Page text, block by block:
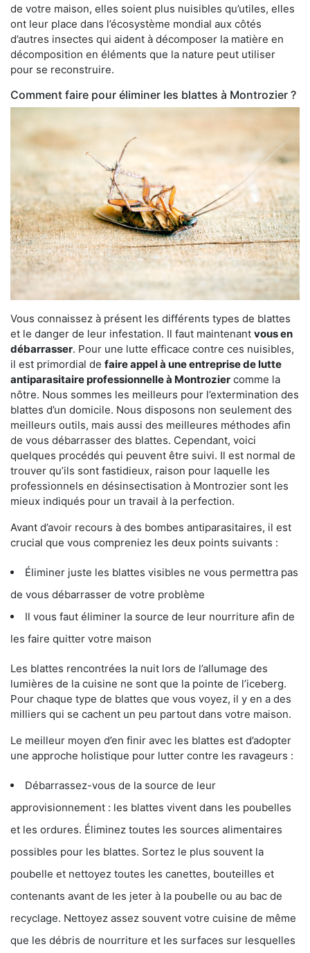
de votre maison, elles soient plus nuisibles qu’utiles, elles
ont leur place dans l’écosystème mondial aux côtés
d’autres insectes qui aident à décomposer la matière en
décomposition en éléments que la nature peut utiliser
pour se reconstruire.
Comment faire pour éliminer les blattes à Montrozier ?
Vous connaissez à présent les différents types de blattes
et le danger de leur infestation. Il faut maintenant vous en
débarrasser. Pour une lutte efficace contre ces nuisibles,
il est primordial de faire appel à une entreprise de lutte
antiparasitaire professionnelle à Montrozier comme la
nôtre. Nous sommes les meilleurs pour l’extermination des
blattes d’un domicile. Nous disposons non seulement des
meilleurs outils, mais aussi des meilleures méthodes afin
de vous débarrasser des blattes. Cependant, voici
quelques procédés qui peuvent être suivi. Il est normal de
trouver qu’ils sont fastidieux, raison pour laquelle les
professionnels en désinsectisation à Montrozier sont les
mieux indiqués pour un travail à la perfection.
Avant d’avoir recours à des bombes antiparasitaires, il est
crucial que vous compreniez les deux points suivants :
Éliminer juste les blattes visibles ne vous permettra pas
de vous débarrasser de votre problème
Il vous faut éliminer la source de leur nourriture afin de
les faire quitter votre maison
Les blattes rencontrées la nuit lors de l’allumage des
lumières de la cuisine ne sont que la pointe de l’iceberg.
Pour chaque type de blattes que vous voyez, il y en a des
milliers qui se cachent un peu partout dans votre maison.
Le meilleur moyen d’en finir avec les blattes est d’adopter
une approche holistique pour lutter contre les ravageurs :
Débarrassez-vous de la source de leur
approvisionnement : les blattes vivent dans les poubelles
et les ordures. Éliminez toutes les sources alimentaires
possibles pour les blattes. Sortez le plus souvent la
poubelle et nettoyez toutes les canettes, bouteilles et
contenants avant de les jeter à la poubelle ou au bac de
recyclage. Nettoyez assez souvent votre cuisine de même
que les débris de nourriture et les surfaces sur lesquelles